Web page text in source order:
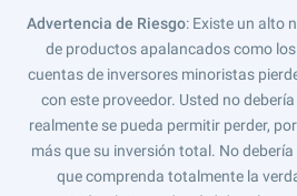
Advertencia de Riesgo: Existe un alto
de productos apalancados como los
cuentas de inversores minoristas
con este proveedor. Usted no
realmente se pueda permitir perder,
más que su inversión total. No
que comprenda totalmente la